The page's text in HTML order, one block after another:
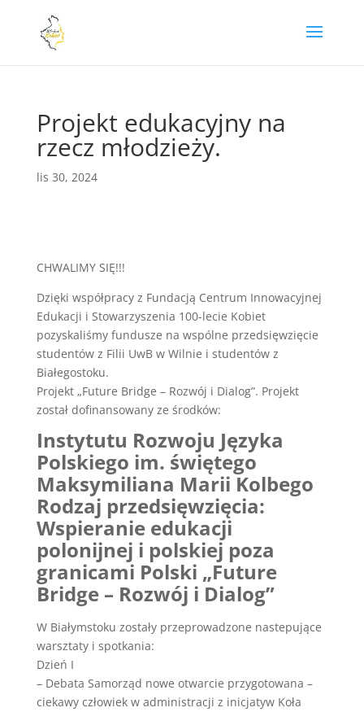
Projekt edukacyjny na
rzecz młodzieży.
lis 30, 2024
CHWALIMY SIĘ!!!
Dzięki współpracy z Fundacją Centrum Innowacyjnej
Edukacji i Stowarzyszenia 100-lecie Kobiet
pozyskaliśmy fundusze na wspólne przedsięwzięcie
studentów z Filii UwB w Wilnie i studentów z
Białegostoku.
Projekt „Future Bridge – Rozwój i Dialog”. Projekt
został dofinansowany ze środków:
Instytutu Rozwoju Języka
Polskiego im. świętego
Maksymiliana Marii Kolbego
Rodzaj przedsięwzięcia:
Wspieranie edukacji
polonijnej i polskiej poza
granicami Polski „Future
Bridge – Rozwój i Dialog”
W Białymstoku zostały przeprowadzone nastepujące
warsztaty i spotkania:
Dzień I
– Debata Samorząd nowe otwarcie przygotowana –
ciekawy człowiek w administracji z inicjatyw Koła